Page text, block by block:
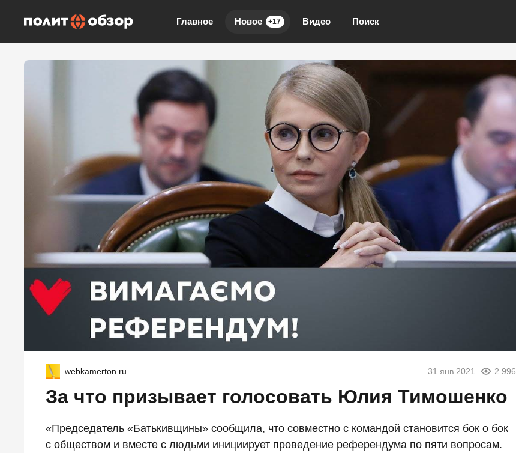
Главное Новое +17 Видео Поиск
webkamerton.ru 31 янв 2021 2 996
За что призывает голосовать Юлия Тимошенко
«Председатель «Батькивщины» сообщила, что совместно с командой становится бок о бок
с обществом и вместе с людьми инициирует проведение референдума по пяти вопросам.